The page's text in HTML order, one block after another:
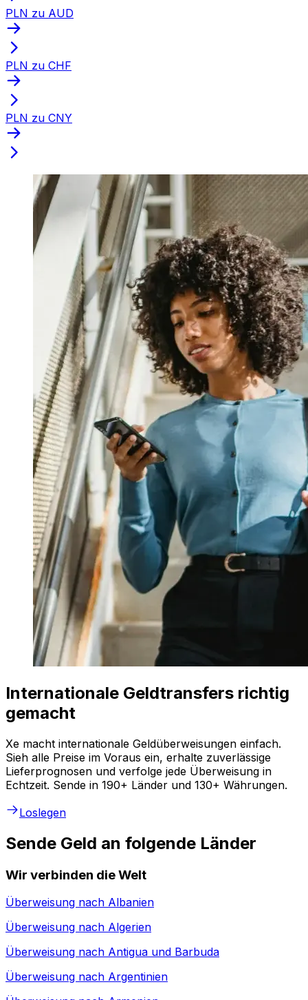
PLN zu AUD
PLN zu CHF
PLN zu CNY
Internationale Geldtransfers richtig
gemacht
Xe macht internationale Geldüberweisungen einfach.
Sieh alle Preise im Voraus ein, erhalte zuverlässige
Lieferprognosen und verfolge jede Überweisung in
Echtzeit. Sende in 190+ Länder und 130+ Währungen.
Loslegen
Sende Geld an folgende Länder
Wir verbinden die Welt
Überweisung nach Albanien
Überweisung nach Algerien
Überweisung nach Antigua und Barbuda
Überweisung nach Argentinien